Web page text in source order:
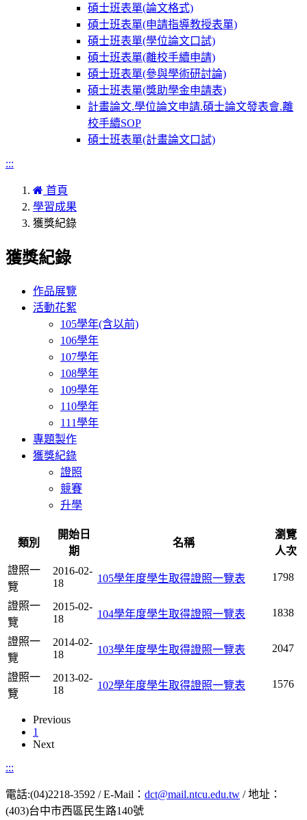
碩士班表單(論文格式)
碩士班表單(申請指導教授表單)
碩士班表單(學位論文口試)
碩士班表單(離校手續申請)
碩士班表單(參與學術研討論)
碩士班表單(獎助學金申請表)
計畫論文.學位論文申請.碩士論文發表會.離
校手續SOP
碩士班表單(計畫論文口試)
:::
首頁
學習成果
獲獎紀錄
獲獎紀錄
作品展覽
活動花絮
105學年(含以前)
106學年
107學年
108學年
109學年
110學年
111學年
專題製作
獲獎紀錄
證照
競賽
升學
類別
開始日
期
名稱
瀏覽
人次
證照一
覽
2016-02-
18
105學年度學生取得證照一覽表 1798
證照一
覽
2015-02-
18
104學年度學生取得證照一覽表 1838
證照一
覽
2014-02-
18
103學年度學生取得證照一覽表 2047
證照一
覽
2013-02-
18
102學年度學生取得證照一覽表 1576
Previous
1
Next
:::
電話:(04)2218-3592 / E-Mail： dct@mail.ntcu.edu.tw / 地址：
(403)台中市西區民生路140號